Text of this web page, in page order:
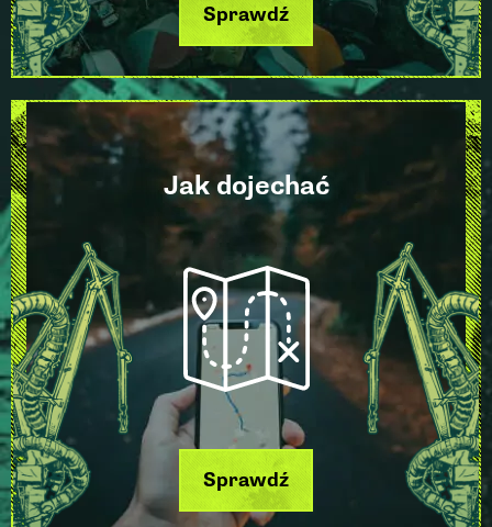
Sprawdź
Jak dojechać
Sprawdź